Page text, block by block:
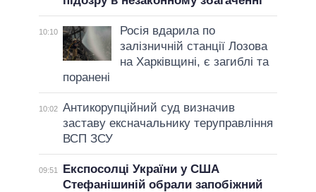
10:10
Росія вдарила по
залізничній станції Лозова
на Харківщині, є загиблі та
поранені
10:02 Антикорупційний суд визначив
заставу ексначальнику теруправління
ВСП ЗСУ
09:51
Експосолці України у США
Стефанішиній обрали запобіжний